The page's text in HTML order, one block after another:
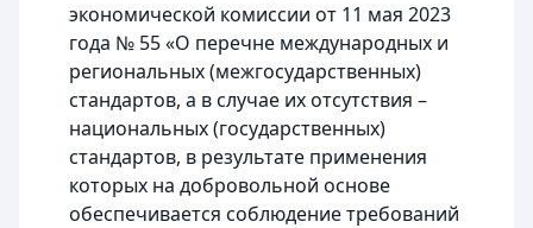
экономической комиссии от 11 мая 2023
года № 55 «О перечне международных и
региональных (межгосударственных)
стандартов, а в случае их отсутствия –
национальных (государственных)
стандартов, в результате применения
которых на добровольной основе
обеспечивается соблюдение требований